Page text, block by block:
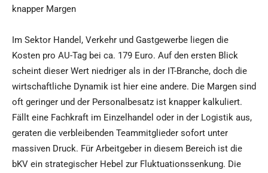
knapper Margen
Im Sektor Handel, Verkehr und Gastgewerbe liegen die
Kosten pro AU-Tag bei ca. 179 Euro. Auf den ersten Blick
scheint dieser Wert niedriger als in der IT-Branche, doch die
wirtschaftliche Dynamik ist hier eine andere. Die Margen sind
oft geringer und der Personalbesatz ist knapper kalkuliert.
Fällt eine Fachkraft im Einzelhandel oder in der Logistik aus,
geraten die verbleibenden Teammitglieder sofort unter
massiven Druck. Für Arbeitgeber in diesem Bereich ist die
bKV ein strategischer Hebel zur Fluktuationssenkung. Die